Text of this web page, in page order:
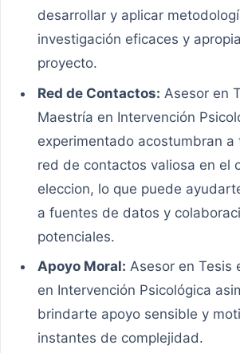
desarrollar y aplicar
investigación eficaces y
proyecto.
Red de Contactos: Asesor en
Maestría en Intervención
experimentado acostumbran a
red de contactos valiosa en el
eleccion, lo que puede
a fuentes de datos y
potenciales.
Apoyo Moral: Asesor en Tesis
en Intervención Psicológica
brindarte apoyo sensible y
instantes de complejidad.